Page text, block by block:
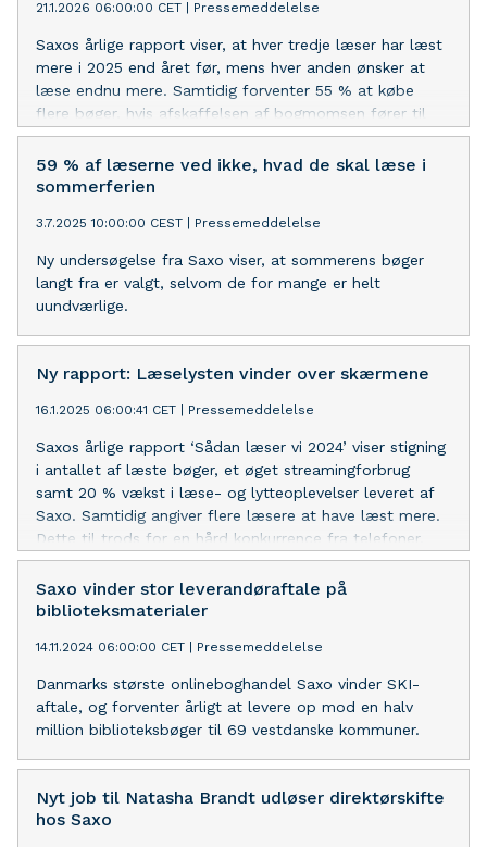
21.1.2026 06:00:00 CET Pressemeddelelse
Saxos årlige rapport viser, at hver tredje læser har læst
mere i 2025 end året før, mens hver anden ønsker at
læse endnu mere. Samtidig forventer 55 % at købe
flere bøger, hvis afskaffelsen af bogmomsen fører til
lavere bogpriser. Effekten er særlig tydelig blandt unge
læsere under 30 år.
59 % af læserne ved ikke, hvad de skal læse i
sommerferien
3.7.2025 10:00:00 CEST Pressemeddelelse
Ny undersøgelse fra Saxo viser, at sommerens bøger
langt fra er valgt, selvom de for mange er helt
uundværlige.
Ny rapport: Læselysten vinder over skærmene
16.1.2025 06:00:41 CET Pressemeddelelse
Saxos årlige rapport ‘Sådan læser vi 2024’ viser stigning
i antallet af læste bøger, et øget streamingforbrug
samt 20 % vækst i læse- og lytteoplevelser leveret af
Saxo. Samtidig angiver flere læsere at have læst mere.
Dette til trods for en hård konkurrence fra telefoner,
som 40 % af læserne mener forstyrrer deres læsning.
Saxo vinder stor leverandøraftale på
biblioteksmaterialer
14.11.2024 06:00:00 CET Pressemeddelelse
Danmarks største onlineboghandel Saxo vinder SKI-
aftale, og forventer årligt at levere op mod en halv
million biblioteksbøger til 69 vestdanske kommuner.
Nyt job til Natasha Brandt udløser direktørskifte
hos Saxo